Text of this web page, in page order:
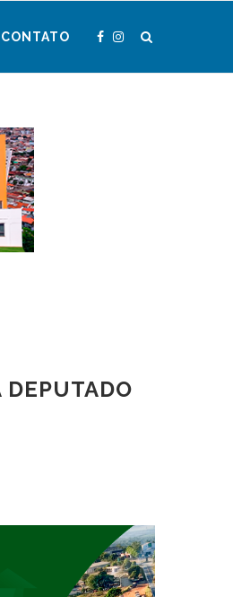
CONTATO
DEPUTADO